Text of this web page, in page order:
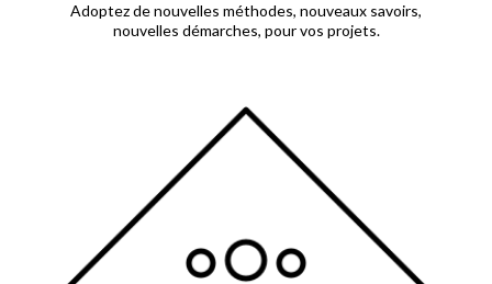
Adoptez de nouvelles méthodes, nouveaux savoirs,
nouvelles démarches, pour vos projets.